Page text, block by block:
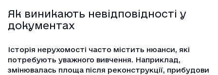
Як виникають невідповідності у
документах
Історія нерухомості часто містить нюанси, які
потребують уважного вивчення. Наприклад,
змінювалась площа після реконструкції, прибудови